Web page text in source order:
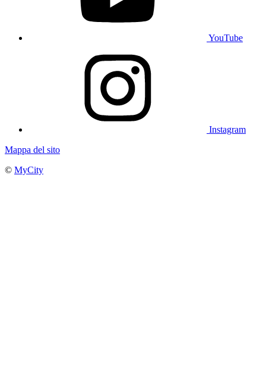
YouTube
Instagram
Mappa del sito
© MyCity